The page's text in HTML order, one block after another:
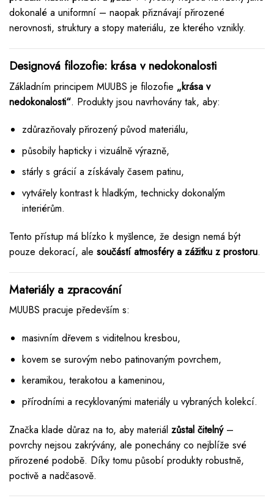
dokonalé a uniformní – naopak přiznávají přirozené
nerovnosti, struktury a stopy materiálu, ze kterého vznikly.
Designová filozofie: krása v nedokonalosti
Základním principem MUUBS je filozofie „krása v
nedokonalosti“. Produkty jsou navrhovány tak, aby:
zdůrazňovaly přirozený původ materiálu,
působily hapticky i vizuálně výrazně,
stárly s grácií a získávaly časem patinu,
vytvářely kontrast k hladkým, technicky dokonalým
interiérům.
Tento přístup má blízko k myšlence, že design nemá být
pouze dekorací, ale součástí atmosféry a zážitku z prostoru.
Materiály a zpracování
MUUBS pracuje především s:
masivním dřevem s viditelnou kresbou,
kovem se surovým nebo patinovaným povrchem,
keramikou, terakotou a kameninou,
přírodními a recyklovanými materiály u vybraných kolekcí.
Značka klade důraz na to, aby materiál zůstal čitelný–
povrchy nejsou zakrývány, ale ponechány co nejblíže své
přirozené podobě. Díky tomu působí produkty robustně,
poctivě a nadčasově.